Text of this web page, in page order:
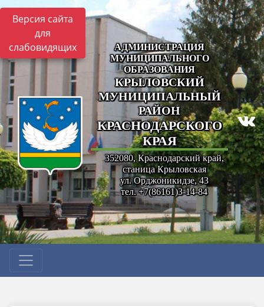
Версия сайта
для
слабовидящих
АДМИНИСТРАЦИЯ
МУНИЦИПАЛЬНОГО
ОБРАЗОВАНИЯ
КРЫЛОВСКИЙ
МУНИЦИПАЛЬНЫЙ
РАЙОН
КРАСНОДАРСКОГО
КРАЯ
352080, Краснодарский край,
станица Крыловская
ул. Орджоникидзе, 43
тел. +7(86161)3-14-84